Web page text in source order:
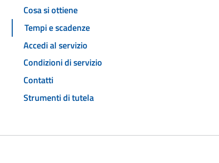
Cosa si ottiene
Tempi e scadenze
Accedi al servizio
Condizioni di servizio
Contatti
Strumenti di tutela